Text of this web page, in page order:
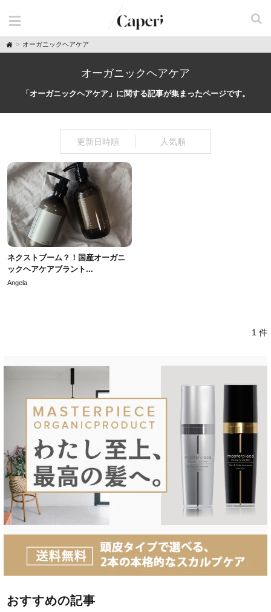
H
o
オーガニックヘアケア
オーガニックヘアケア
「オーガニックヘアケア」に関する記事が集まったページです。
更新日時順 人気順
ネクストブーム？！国産オーガニ
ックヘアケアブラント...
Angela
1 件
おすすめの記事